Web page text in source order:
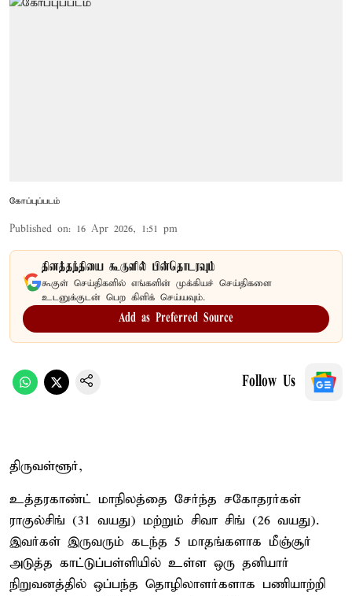
கோப்புப்படம்
Published on: 16 Apr 2026, 1:51 pm
தினத்தந்தியை கூகுளில் பின்தொடரவும்
கூகுள் செய்திகளில் எங்களின் முக்கியச் செய்திகளை
உடனுக்குடன் பெற கிளிக் செய்யவும்.
Add as Preferred Source
Follow Us
திருவள்ளூர்,
உத்தரகாண்ட் மாநிலத்தை சேர்ந்த சகோதரர்கள்
ராகுல்சிங் (31 வயது) மற்றும் சிவா சிங் (26 வயது).
இவர்கள் இருவரும் கடந்த 5 மாதங்களாக மீஞ்சூர்
அடுத்த காட்டுப்பள்ளியில் உள்ள ஒரு தனியார்
நிறுவனத்தில் ஒப்பந்த தொழிலாளர்களாக பணியாற்றி